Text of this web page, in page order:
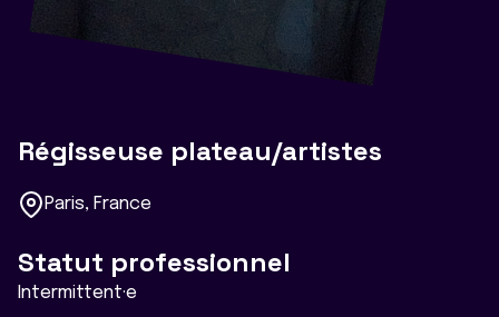
Régisseuse plateau/artistes
Paris, France
Statut professionnel
Intermittent·e